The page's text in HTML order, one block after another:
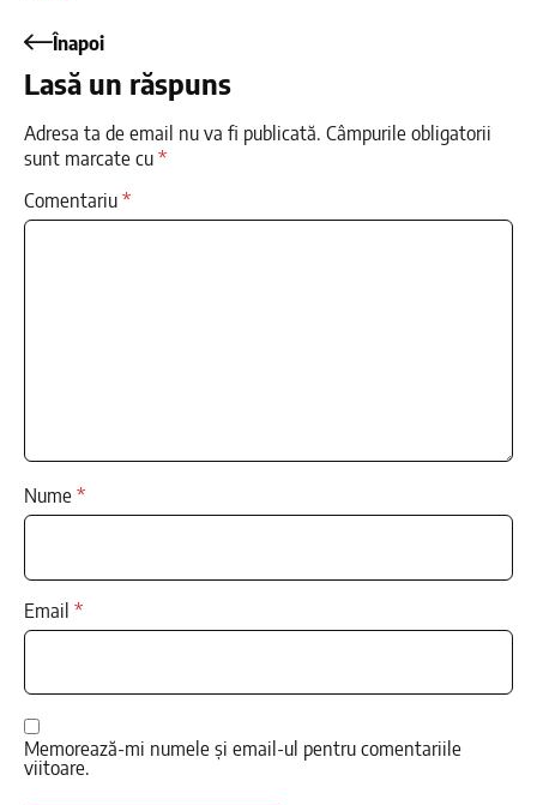
Înapoi
Lasă un răspuns
Adresa ta de email nu va fi publicată. Câmpurile obligatorii
sunt marcate cu*
Comentariu*
Nume*
Email *
Memorează-mi numele și email-ul pentru comentariile
viitoare.